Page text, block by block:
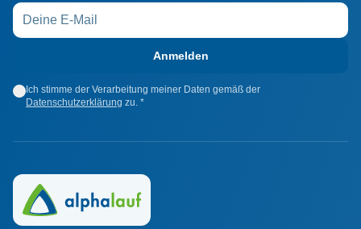
Anmelden
Ich stimme der Verarbeitung meiner Daten gemäß der
Datenschutzerklärung zu. *